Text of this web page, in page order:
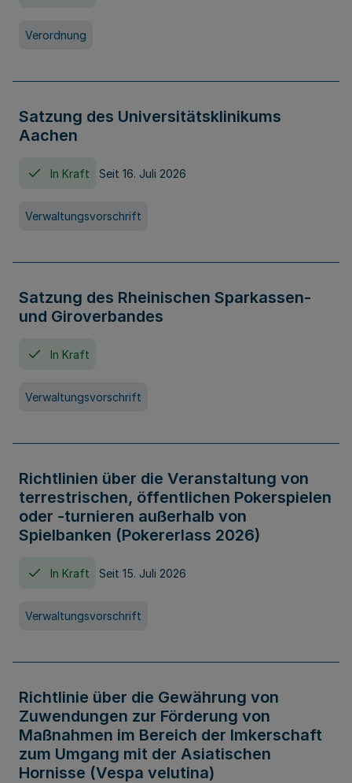
Verordnung
Satzung des Universitätsklinikums
Aachen
In Kraft Seit 16. Juli 2026
Verwaltungsvorschrift
Satzung des Rheinischen Sparkassen-
und Giroverbandes
In Kraft
Verwaltungsvorschrift
Richtlinien über die Veranstaltung von
terrestrischen, öffentlichen Pokerspielen
oder -turnieren außerhalb von
Spielbanken (Pokererlass 2026)
In Kraft Seit 15. Juli 2026
Verwaltungsvorschrift
Richtlinie über die Gewährung von
Zuwendungen zur Förderung von
Maßnahmen im Bereich der Imkerschaft
zum Umgang mit der Asiatischen
Hornisse (Vespa velutina)